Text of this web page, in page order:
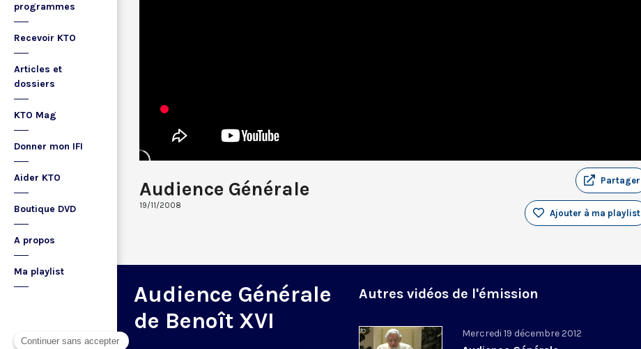
programmes
Recevoir KTO
Articles et
dossiers
KTO Mag
Donner mon IFI
Aider KTO
Boutique DVD
A propos
Ma playlist
Audience Générale
19/11/2008
Partager
Ajouter à ma playlist
Audience Générale
de Benoît XVI
Autres vidéos de l'émission
Mercredi 19 décembre 2012